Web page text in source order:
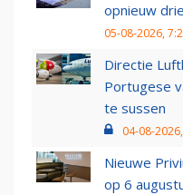
opnieuw
05-08-2026,
Directie
Portugese
te sussen
04-08-
Nieuwe
op 6